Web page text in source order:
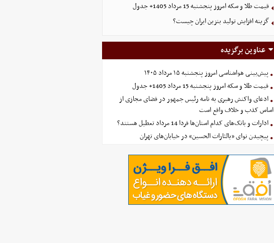
قیمت طلا و سکه امروز پنجشنبه 15 مرداد 1405+ جدول
گزینه‌ افزایش تولید بنزین ایران چیست؟
عناوین برگزیده
پیش‌بینی هواشناسی امروز پنجشنبه ۱۵ مرداد ۱۴۰۵
قیمت طلا و سکه امروز پنجشنبه 15 مرداد 1405+ جدول
ادعای واکنش رهبری به نامه رئیس جمهور در فضای مجازی از
اساس کذب و خلاف واقع است
ادارات و بانک‌های کدام استان‌ها فردا 14 مرداد تعطیل هستند؟
پیچیدن نوای «یالثارات الحسین» در خیابان‌های تهران